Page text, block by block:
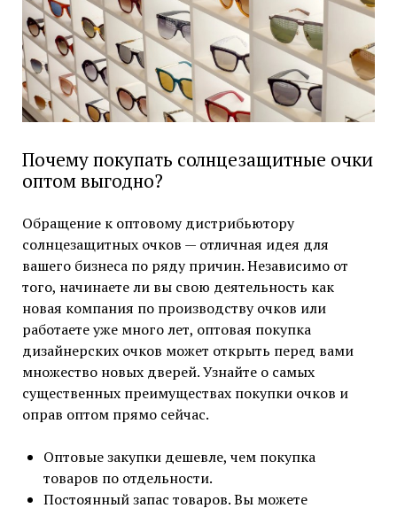
Почему покупать солнцезащитные очки
оптом выгодно?
Обращение к оптовому дистрибьютору
солнцезащитных очков — отличная идея для
вашего бизнеса по ряду причин. Независимо от
того, начинаете ли вы свою деятельность как
новая компания по производству очков или
работаете уже много лет, оптовая покупка
дизайнерских очков может открыть перед вами
множество новых дверей. Узнайте о самых
существенных преимуществах покупки очков и
оправ оптом прямо сейчас.
Оптовые закупки дешевле, чем покупка
товаров по отдельности.
Постоянный запас товаров. Вы можете